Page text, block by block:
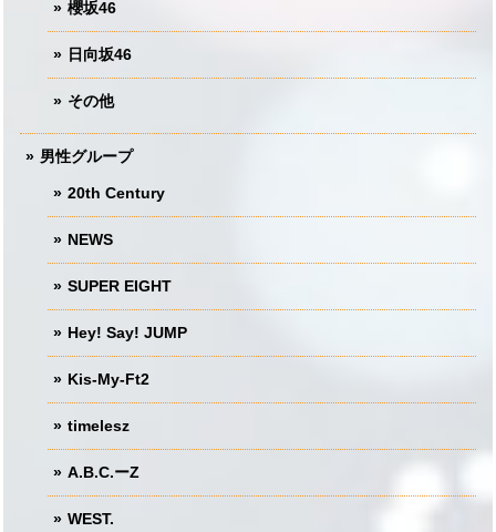
櫻坂46
日向坂46
その他
男性グループ
20th Century
NEWS
SUPER EIGHT
Hey! Say! JUMP
Kis-My-Ft2
timelesz
A.B.C.ーZ
WEST.